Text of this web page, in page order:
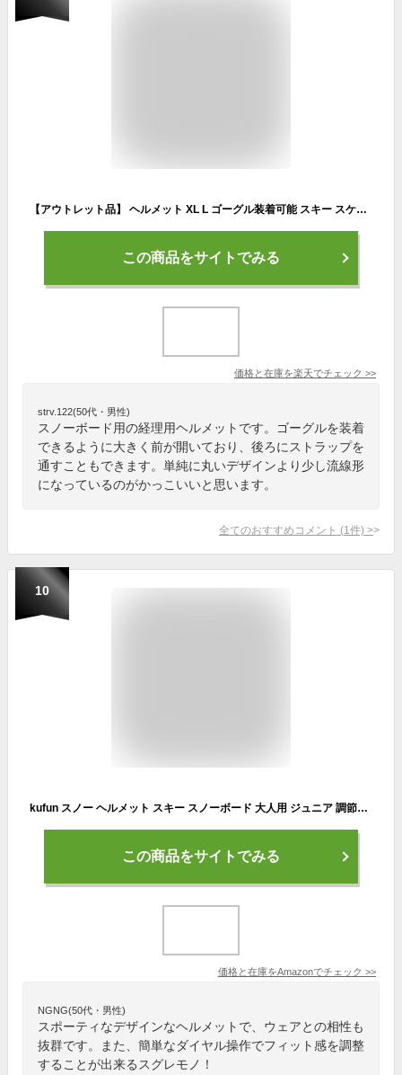
【アウトレット品】 ヘルメット XL L ゴーグル装着可能 スキー スケボー スノボー サイクリングに j2737 j2840
この商品をサイトでみる
価格と在庫を楽天でチェック >>
strv.122(50代・男性)
スノーボード用の経理用ヘルメットです。ゴーグルを装着
できるように大きく前が開いており、後ろにストラップを
通すこともできます。単純に丸いデザインより少し流線形
になっているのがかっこいいと思います。
全てのおすすめコメント (1 件) >
10
kufun スノー ヘルメット スキー スノーボード 大人用 ジュニア 調節可能 レディース スキーヘルメット スノーボードヘルメット 男女兼用 子供用 (クラック ブラック, M(55-58CM))
この商品をサイトでみる
価格と在庫をAmazonでチェック >>
NGNG(50代・男性)
スポーティなデザインなヘルメットで、ウェアとの相性も
抜群です。また、簡単なダイヤル操作でフィット感を調整
することが出来るスグレモノ！